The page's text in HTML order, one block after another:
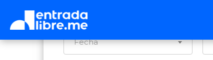
Fecha